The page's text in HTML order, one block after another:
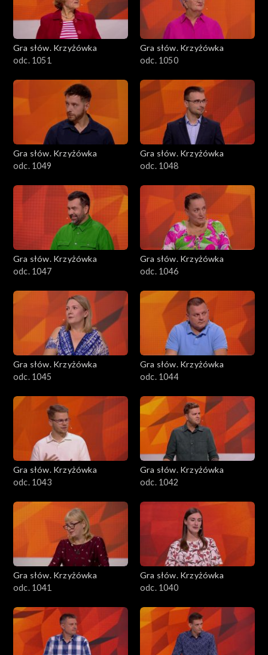
Gra słów. Krzyżówka
odc. 1051
Gra słów. Krzyżówka
odc. 1050
Gra słów. Krzyżówka
odc. 1049
Gra słów. Krzyżówka
odc. 1048
Gra słów. Krzyżówka
odc. 1047
Gra słów. Krzyżówka
odc. 1046
Gra słów. Krzyżówka
odc. 1045
Gra słów. Krzyżówka
odc. 1044
Gra słów. Krzyżówka
odc. 1043
Gra słów. Krzyżówka
odc. 1042
Gra słów. Krzyżówka
odc. 1041
Gra słów. Krzyżówka
odc. 1040